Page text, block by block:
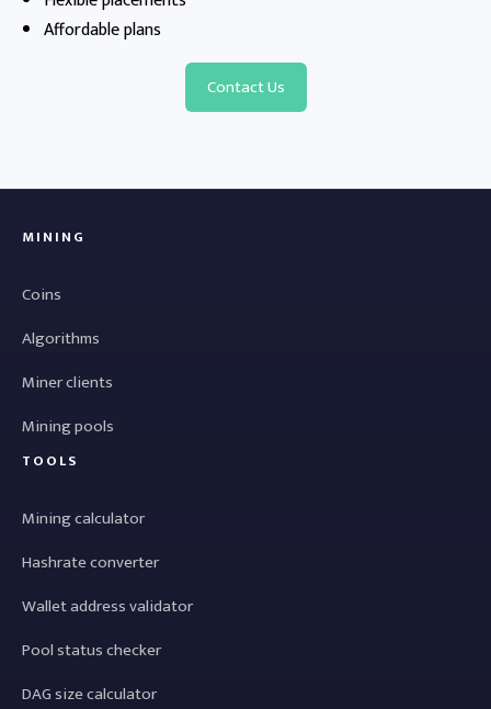
Affordable plans
Contact Us
MINING
Coins
Algorithms
Miner clients
Mining pools
TOOLS
Mining calculator
Hashrate converter
Wallet address validator
Pool status checker
DAG size calculator